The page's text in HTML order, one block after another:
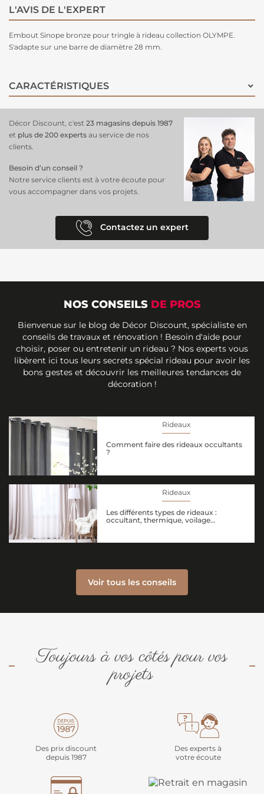
L'AVIS DE L'EXPERT
Embout Sinope bronze pour tringle à rideau collection OLYMPE.
S'adapte sur une barre de diamètre 28 mm.
CARACTÉRISTIQUES
Décor Discount, c'est 23 magasins depuis 1987
et plus de 200 experts au service de nos
clients.
Besoin d’un conseil ?
Notre service clients est à votre écoute pour
vous accompagner dans vos projets.
Contactez un expert
NOS CONSEILS DE PROS
Bienvenue sur le blog de Décor Discount, spécialiste en
conseils de travaux et rénovation ! Besoin d'aide pour
choisir, poser ou entretenir un rideau ? Nos experts vous
libèrent ici tous leurs secrets spécial rideau pour avoir les
bons gestes et découvrir les meilleures tendances de
décoration !
Rideaux
Comment faire des rideaux occultants
?
Rideaux
Les différents types de rideaux :
occultant, thermique, voilage…
Voir tous les conseils
Toujours à vos côtés pour vos
projets
Des prix discount
depuis 1987
Des experts à
votre écoute